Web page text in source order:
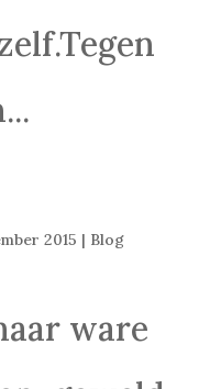
2015 | Blog
ware